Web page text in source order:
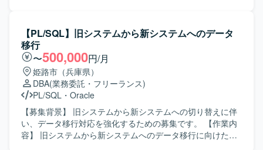
に貢献できるポジションです。dbtやETL／ELTパイプライ
ンの設計・実装を通じて、モダンなデータエンジニアリン
グの知見を深めることができます。 【開発環境】 dbtや
SQL、Python等を用いたデータ変換およびパイプライン実
装を行います。クラウド環境でのデータ基盤構築・運用を
行う可能性があります。
実装を担当していただきます。n:1、n:mのマッピング等を
含む複雑な仕様を理解し、DB論理設計を踏まえたデータ移
行処理の実装および検証を実施していただきます。また、
SQLやLinux環境を用いた移行作業とその検証を行っていた
だきます。 【求める人物像】 システムの仕様やデータ構造
を自ら積極的に理解しようとする姿勢があり、複雑なデー
タ構造やマッピングルールを整理しながら着実に実装を進
めていただける方を求めております。関係者とコミュニケ
ーションを取りながら、品質と効率の両立を意識して作業
いただける方が望ましいです。 【ポジションの魅力】 建設
【PL/SQL】旧システムから新システムへのデータ
移行
〜500,000円/月
姫路市（兵庫県）
DBA(業務委託・フリーランス)
PL/SQL ・ Oracle
【募集背景】 旧システムから新システムへの切り替えに伴
い、データ移行対応を強化するための募集です。 【作業内
容】 旧システムから新システムへのデータ移行に向けた調